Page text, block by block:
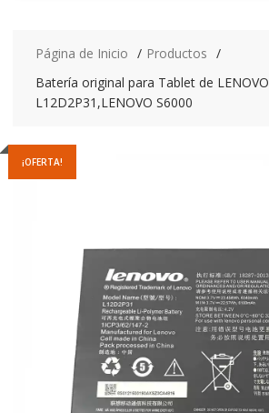
Página de Inicio
Productos
Batería original para Tablet de LENOVO
L12D2P31,LENOVO S6000
¡OFERTA!